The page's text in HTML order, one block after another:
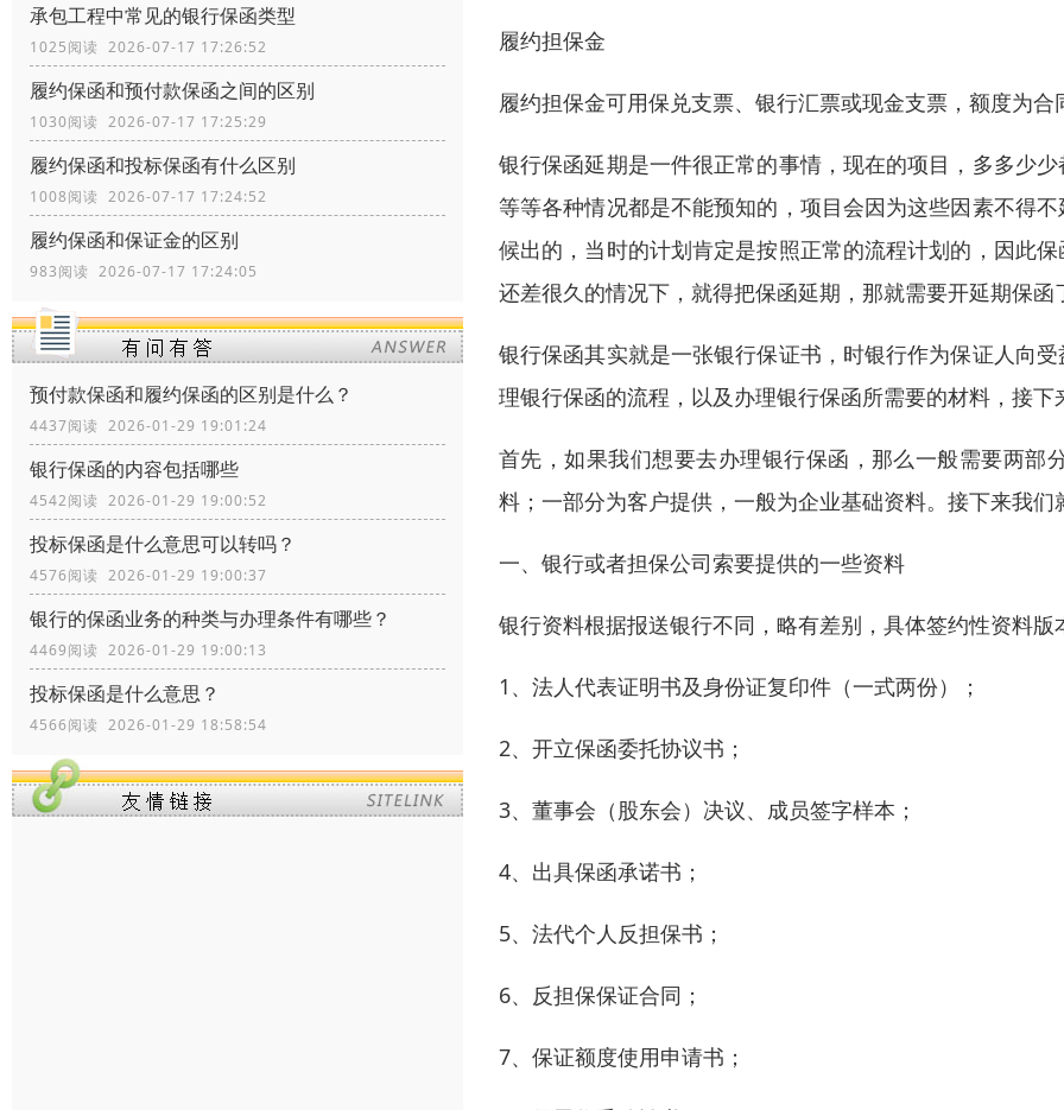
承包工程中常见的银行保函类型
1025阅读 2026-07-17 17:26:52
履约保函和预付款保函之间的区别
1030阅读 2026-07-17 17:25:29
履约保函和投标保函有什么区别
1008阅读 2026-07-17 17:24:52
履约保函和保证金的区别
983阅读 2026-07-17 17:24:05
预付款保函和履约保函的区别是什么？
4437阅读 2026-01-29 19:01:24
银行保函的内容包括哪些
4542阅读 2026-01-29 19:00:52
投标保函是什么意思可以转吗？
4576阅读 2026-01-29 19:00:37
银行的保函业务的种类与办理条件有哪些？
4469阅读 2026-01-29 19:00:13
投标保函是什么意思？
4566阅读 2026-01-29 18:58:54
履约担保金
履约担保金可用保兑支票、银行汇票或现金支票，额度为合
银行保函延期是一件很正常的事情，现在的项目，多多少
等等各种情况都是不能预知的，项目会因为这些因素不得
候出的，当时的计划肯定是按照正常的流程计划的，因此
还差很久的情况下，就得把保函延期，那就需要开延期保函
银行保函其实就是一张银行保证书，时银行作为保证人向
理银行保函的流程，以及办理银行保函所需要的材料，接下
首先，如果我们想要去办理银行保函，那么一般需要两
料；一部分为客户提供，一般为企业基础资料。接下来我们
一、银行或者担保公司索要提供的一些资料
银行资料根据报送银行不同，略有差别，具体签约性资料版
1、法人代表证明书及身份证复印件（一式两份）；
2、开立保函委托协议书；
3、董事会（股东会）决议、成员签字样本；
4、出具保函承诺书；
5、法代个人反担保书；
6、反担保保证合同；
7、保证额度使用申请书；